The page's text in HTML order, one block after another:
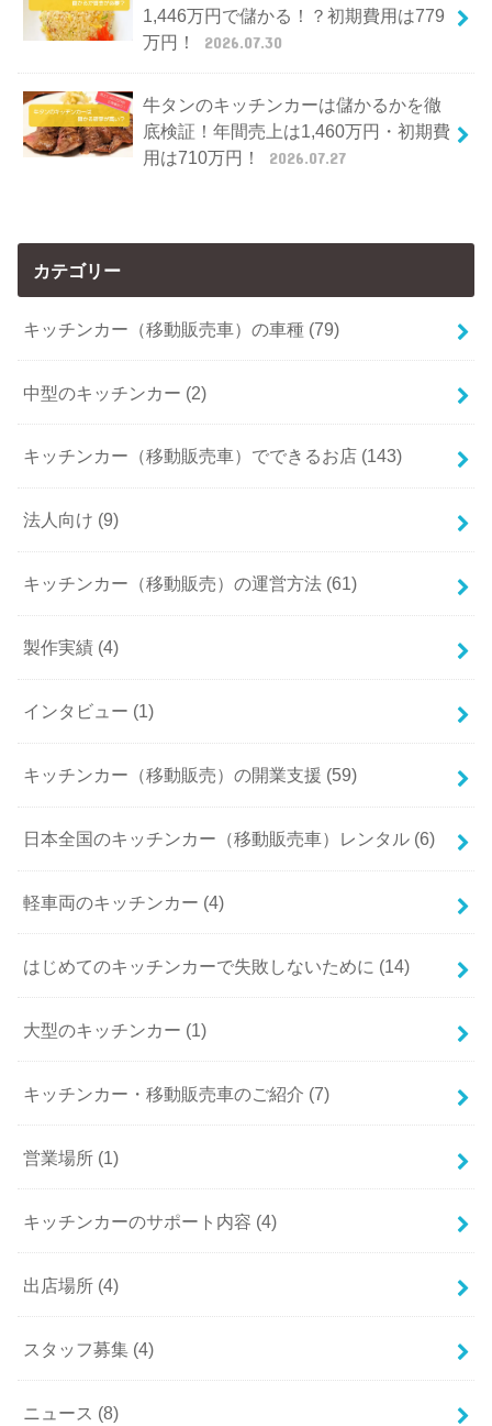
1,446万円で儲かる！？初期費用は779
万円！
2026.07.30
牛タンのキッチンカーは儲かるかを徹
底検証！年間売上は1,460万円・初期費
用は710万円！
2026.07.27
カテゴリー
キッチンカー（移動販売車）の車種 (79)
中型のキッチンカー (2)
キッチンカー（移動販売車）でできるお店 (143)
法人向け (9)
キッチンカー（移動販売）の運営方法 (61)
製作実績 (4)
インタビュー (1)
キッチンカー（移動販売）の開業支援 (59)
日本全国のキッチンカー（移動販売車）レンタル (6)
軽車両のキッチンカー (4)
はじめてのキッチンカーで失敗しないために (14)
大型のキッチンカー (1)
キッチンカー・移動販売車のご紹介 (7)
営業場所 (1)
キッチンカーのサポート内容 (4)
出店場所 (4)
スタッフ募集 (4)
ニュース (8)